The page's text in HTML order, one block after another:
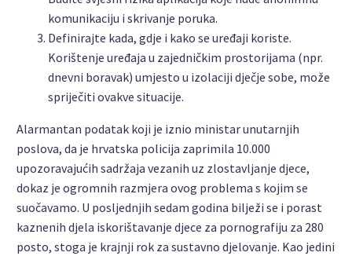
komunikaciju i skrivanje poruka.
Definirajte kada, gdje i kako se uređaji koriste.
Korištenje uređaja u zajedničkim prostorijama (npr.
dnevni boravak) umjesto u izolaciji dječje sobe, može
spriječiti ovakve situacije.
Alarmantan podatak koji je iznio ministar unutarnjih
poslova, da je hrvatska policija zaprimila 10.000
upozoravajućih sadržaja vezanih uz zlostavljanje djece,
dokaz je ogromnih razmjera ovog problema s kojim se
suočavamo. U posljednjih sedam godina bilježi se i porast
kaznenih djela iskorištavanje djece za pornografiju za 280
posto, stoga je krajnji rok za sustavno djelovanje. Kao jedini